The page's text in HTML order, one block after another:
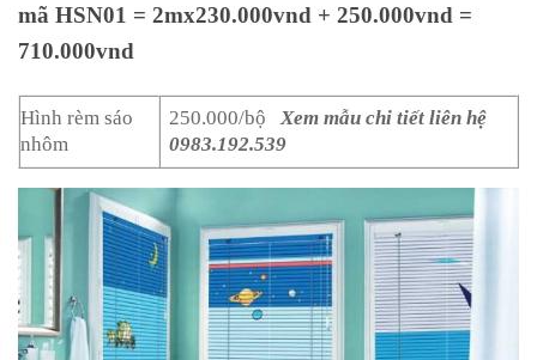
mã HSN01 = 2mx230.000vnd + 250.000vnd =
710.000vnd
Hình rèm sáo
nhôm
250.000/bộ Xem mẫu chi tiết liên hệ
0983.192.539